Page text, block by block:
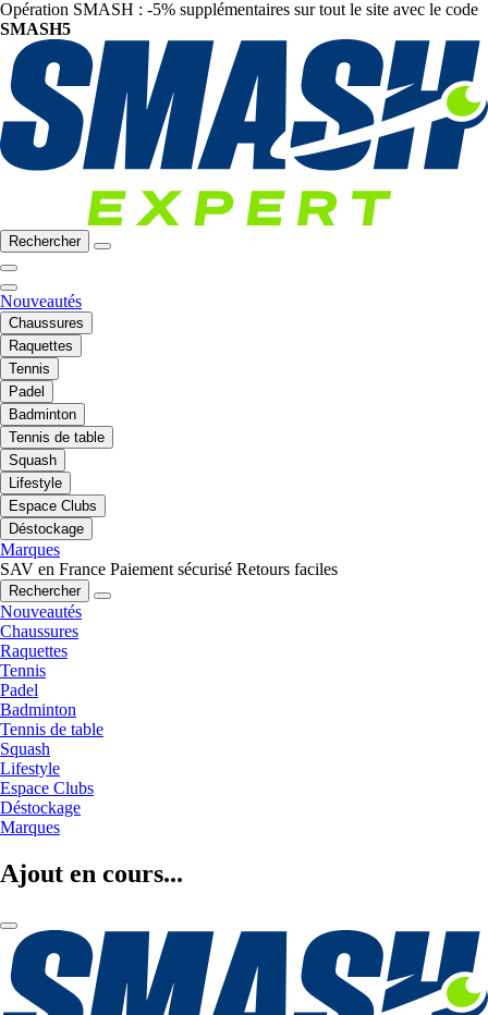
Opération SMASH : -5% supplémentaires sur tout le site avec le code
SMASH5
Rechercher
Nouveautés
Chaussures
Raquettes
Tennis
Padel
Badminton
Tennis de table
Squash
Lifestyle
Espace Clubs
Déstockage
Marques
SAV en France Paiement sécurisé Retours faciles
Rechercher
Nouveautés
Chaussures
Raquettes
Tennis
Padel
Badminton
Tennis de table
Squash
Lifestyle
Espace Clubs
Déstockage
Marques
Ajout en cours...